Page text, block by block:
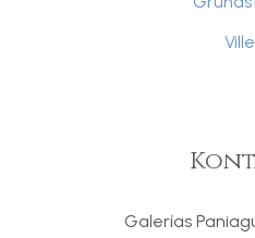
Galerías